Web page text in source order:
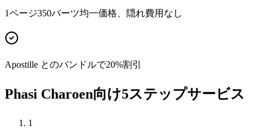
1ページ350バーツ均一価格、隠れ費用なし
Apostille とのバンドルで20%割引
Phasi Charoen向け5ステップサービス
1